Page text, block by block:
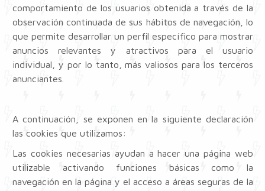
comportamiento de los usuarios obtenida a través de la
observación continuada de sus hábitos de navegación, lo
que permite desarrollar un perfil específico para mostrar
anuncios relevantes y atractivos para el usuario
individual, y por lo tanto, más valiosos para los terceros
anunciantes.
A continuación, se exponen en la siguiente declaración
las cookies que utilizamos:
Las cookies necesarias ayudan a hacer una página web
utilizable activando funciones básicas como la
navegación en la página y el acceso a áreas seguras de la